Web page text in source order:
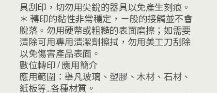
具刮印，切勿用尖銳的器具以免產生刻痕。
＊ 轉印的黏性非常穩定，ㄧ般的接觸並不會
脫落。勿用硬幣或粗糙的表面磨擦；如需要
清除可用專用清潔劑擦拭，勿用美工刀刮除
以免傷害產品表面。
數位轉印 / 應用簡介
應用範圍：舉凡玻璃、塑膠、木材、石材、
紙板等…各種材質。